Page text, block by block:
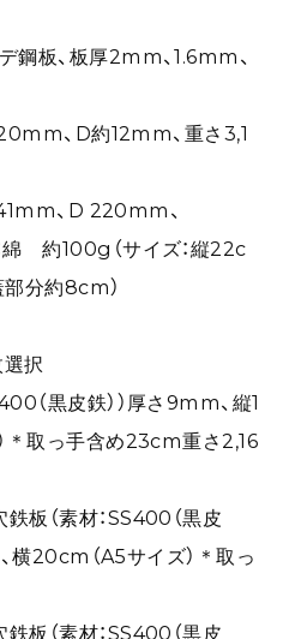
鋼板、板厚2mm、1.6mm、
、D約12mm、重さ3,1
、D 220mm、
綿 約100g（サイズ：縦22c
分約8cm）
択
（黒皮鉄））厚さ9mm、縦1
＊取っ手含め23cm重さ2,16
板（素材：SS400（黒皮
横20cm（A5サイズ）＊取っ
板（素材：SS400（黒皮